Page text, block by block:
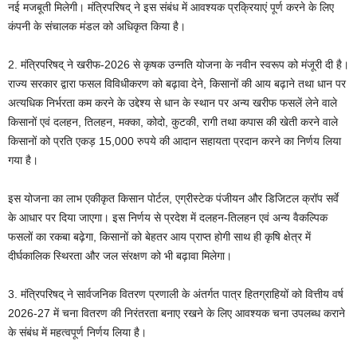
नई मजबूती मिलेगी। मंत्रिपरिषद् ने इस संबंध में आवश्यक प्रक्रियाएं पूर्ण करने के लिए
कंपनी के संचालक मंडल को अधिकृत किया है।
2. मंत्रिपरिषद् ने खरीफ-2026 से कृषक उन्नति योजना के नवीन स्वरूप को मंजूरी दी है।
राज्य सरकार द्वारा फसल विविधीकरण को बढ़ावा देने, किसानों की आय बढ़ाने तथा धान पर
अत्यधिक निर्भरता कम करने के उद्देश्य से धान के स्थान पर अन्य खरीफ फसलें लेने वाले
किसानों एवं दलहन, तिलहन, मक्का, कोदो, कुटकी, रागी तथा कपास की खेती करने वाले
किसानों को प्रति एकड़ 15,000 रुपये की आदान सहायता प्रदान करने का निर्णय लिया
गया है।
इस योजना का लाभ एकीकृत किसान पोर्टल, एग्रीस्टेक पंजीयन और डिजिटल क्रॉप सर्वे
के आधार पर दिया जाएगा। इस निर्णय से प्रदेश में दलहन-तिलहन एवं अन्य वैकल्पिक
फसलों का रकबा बढ़ेगा, किसानों को बेहतर आय प्राप्त होगी साथ ही कृषि क्षेत्र में
दीर्घकालिक स्थिरता और जल संरक्षण को भी बढ़ावा मिलेगा।
3. मंत्रिपरिषद् ने सार्वजनिक वितरण प्रणाली के अंतर्गत पात्र हितग्राहियों को वित्तीय वर्ष
2026-27 में चना वितरण की निरंतरता बनाए रखने के लिए आवश्यक चना उपलब्ध कराने
के संबंध में महत्वपूर्ण निर्णय लिया है।